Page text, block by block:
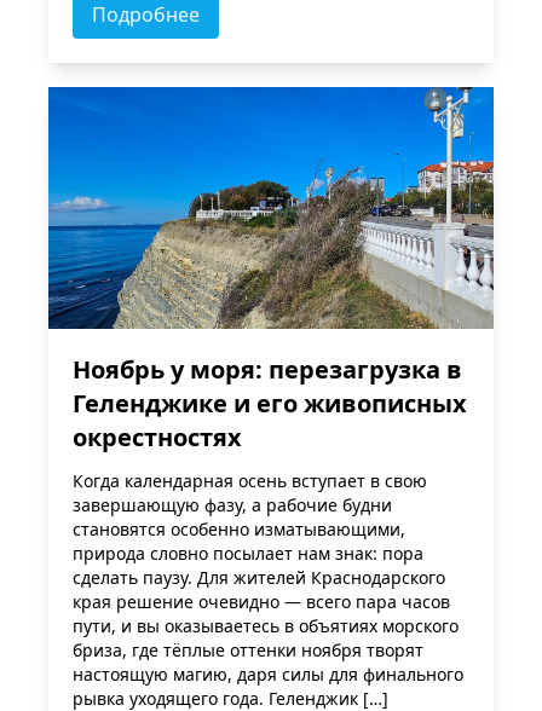
Подробнее
Ноябрь у моря: перезагрузка в
Геленджике и его живописных
окрестностях
Когда календарная осень вступает в свою
завершающую фазу, а рабочие будни
становятся особенно изматывающими,
природа словно посылает нам знак: пора
сделать паузу. Для жителей Краснодарского
края решение очевидно — всего пара часов
пути, и вы оказываетесь в объятиях морского
бриза, где тёплые оттенки ноября творят
настоящую магию, даря силы для финального
рывка уходящего года. Геленджик […]